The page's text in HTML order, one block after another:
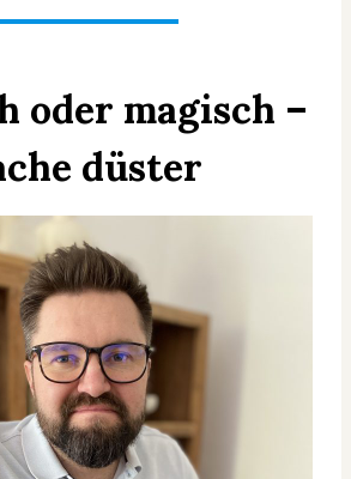
oder magisch –
düster